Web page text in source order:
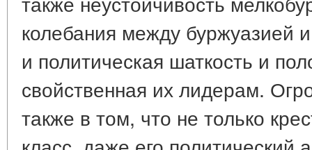
колебания между буржуазией
и политическая шаткость и
свойственная их лидерам.
также в том, что не только